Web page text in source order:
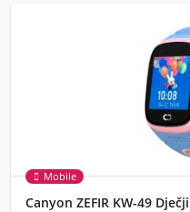
Mobile
Canyon ZEFIR KW-49